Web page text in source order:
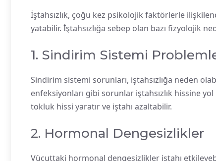
İştahsızlık, çoğu kez psikolojik faktörlerle
yatabilir. İştahsızlığa sebep olan bazı fizyolojik
1. Sindirim Sistemi
Sindirim sistemi sorunları, iştahsızlığa neden
enfeksiyonları gibi sorunlar iştahsızlık hissine
tokluk hissi yaratır ve iştahı azaltabilir.
2. Hormonal Dengesizlikler
Vücuttaki hormonal dengesizlikler iştahı